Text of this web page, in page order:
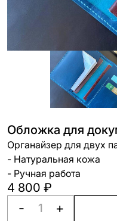
Обложка для
Органайзер для двух
- Натуральная кожа
- Ручная работа
4 800 ₽
- +